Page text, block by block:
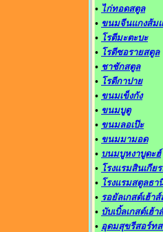
• ไก่ทอดสตูล
• ขนมจีนแกงส้ม
• โรตีมะตะบะ
• โรตีซอรายสตูล
• ชาชักสตูล
• โรตีกาปาย
• ขนมเข็งกัง
• ขนมบูตู
• ขนมลอเป๊ะ
• ขนมมามอด
• บนมบูหงาบูดะฮ์
• โรงแรมสินเกีย
• โรงแรมสตูลธา
• รอยัลเกสต์เฮ้า
• บับเบิ้ลเกสต์เฮ้าส์
• อุดมสุขรีสอร์ท